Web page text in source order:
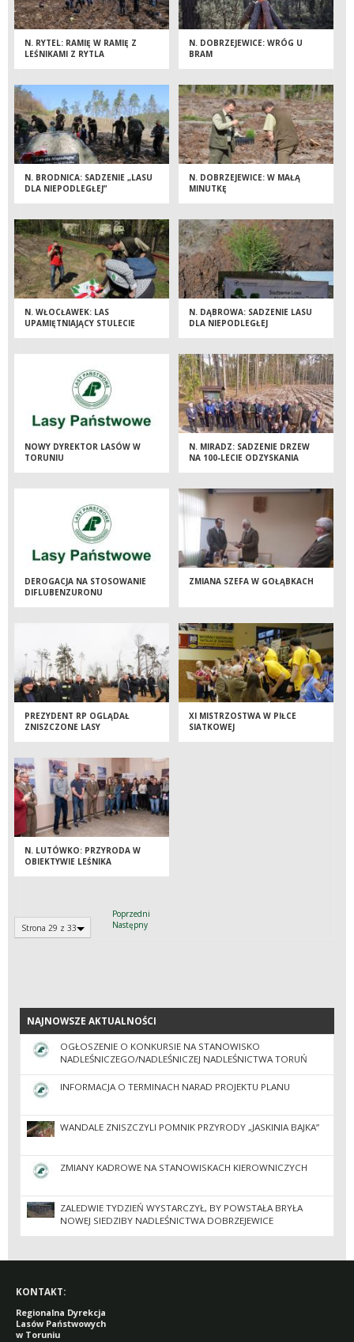
N. RYTEL: RAMIĘ W RAMIĘ Z
LEŚNIKAMI Z RYTLA
N. DOBRZEJEWICE: WRÓG U
BRAM
N. BRODNICA: SADZENIE „LASU
DLA NIEPODLEGŁEJ”
N. DOBRZEJEWICE: W MAŁĄ
MINUTKĘ
N. WŁOCŁAWEK: LAS
UPAMIĘTNIAJĄCY STULECIE
N. DĄBROWA: SADZENIE LASU
DLA NIEPODLEGŁEJ
NOWY DYREKTOR LASÓW W
TORUNIU
N. MIRADZ: SADZENIE DRZEW
NA 100-LECIE ODZYSKANIA
DEROGACJA NA STOSOWANIE
DIFLUBENZURONU
ZMIANA SZEFA W GOŁĄBKACH
PREZYDENT RP OGLĄDAŁ
ZNISZCZONE LASY
XI MISTRZOSTWA W PIŁCE
SIATKOWEJ
N. LUTÓWKO: PRZYRODA W
OBIEKTYWIE LEŚNIKA
Strona 29 z 33
Poprzedni
Następny
NAJNOWSZE AKTUALNOŚCI
NAJNOWSZE AKTUALNOŚCI
OGŁOSZENIE O KONKURSIE NA STANOWISKO
NADLEŚNICZEGO/NADLEŚNICZEJ NADLEŚNICTWA TORUŃ
INFORMACJA O TERMINACH NARAD PROJEKTU PLANU
WANDALE ZNISZCZYLI POMNIK PRZYRODY „JASKINIA BAJKA”
ZMIANY KADROWE NA STANOWISKACH KIEROWNICZYCH
ZALEDWIE TYDZIEŃ WYSTARCZYŁ, BY POWSTAŁA BRYŁA
NOWEJ SIEDZIBY NADLEŚNICTWA DOBRZEJEWICE
KONTAKT:
Regionalna Dyrekcja
Lasów Państwowych
w Toruniu